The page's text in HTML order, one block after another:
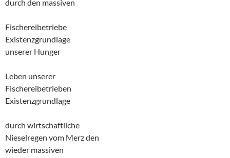
durch den massiven
Fischereibetriebe
Existenzgrundlage
unserer Hunger
Leben unserer
Fischereibetrieben
Existenzgrundlage
durch wirtschaftliche
Nieselregen vom Merz den
wieder massiven